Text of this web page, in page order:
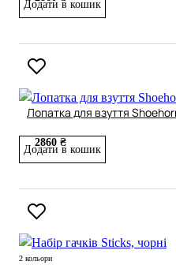
Додати в кошик
Лопатка для взуття
2860 ₴
Додати в кошик
2 кольори